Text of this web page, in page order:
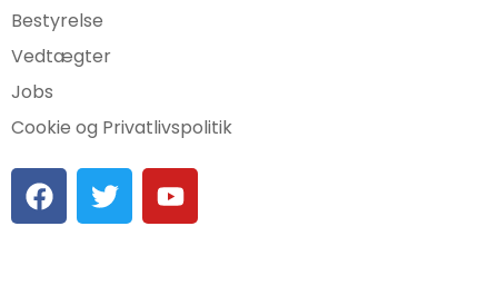
Bestyrelse
Vedtægter
Jobs
Cookie og Privatlivspolitik